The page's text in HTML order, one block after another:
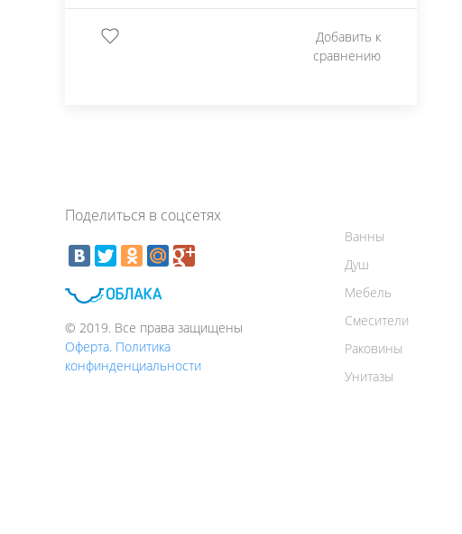
Добавить к
сравнению
Поделиться в соцсетях
© 2019. Все права защищены
Оферта. Политика
конфинденциальности
Ванны
Душ
Мебель
Смесители
Раковины
Унитазы